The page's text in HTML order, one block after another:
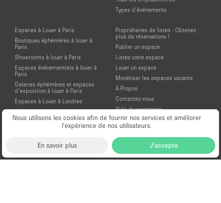
Nous utilisons les cookies afin de fournir nos services et améliorer
l’expérience de nos utilisateurs.
En savoir plus J'accepte
Types d’événements
Espaces à Louer à Paris
Boutiques éphémères à louer à
Paris
Showrooms à louer à Paris
Espaces événementiels à louer à
Paris
Galeries éphémères et espaces
d’exposition à louer à Paris
Espaces à Louer à Londres
Espaces à Louer à New York
Espaces à Louer à San Francisco
Espaces à Louer à Amsterdam
Propriétaires de listes : Obtenez
plus de réservations !
Publier un espace
Listez votre espace
Louer un espace
Monétiser les espaces vacants
À Propos
Contactez-nous
Aide et assistance
Conditions générales d'utilisation
Mentions légales
Politique de confidentialité